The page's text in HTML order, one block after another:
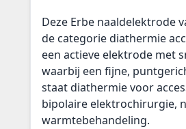
Deze Erbe naaldelektrode
de categorie diathermie
een actieve elektrode met
waarbij een fijne,
staat diathermie voor
bipolaire elektrochirurgie,
warmtebehandeling.